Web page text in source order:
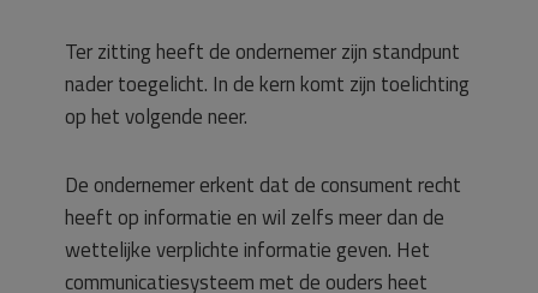
Ter zitting heeft de ondernemer zijn standpunt
nader toegelicht. In de kern komt zijn toelichting
op het volgende neer.
De ondernemer erkent dat de consument recht
heeft op informatie en wil zelfs meer dan de
wettelijke verplichte informatie geven. Het
communicatiesysteem met de ouders heet